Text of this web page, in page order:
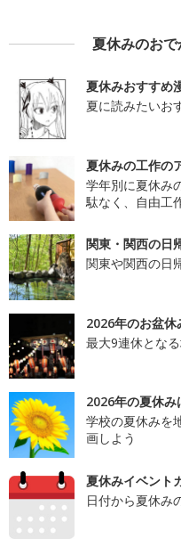
夏休みのお
夏休みおすすめ
夏に読みたいお
夏休みの工作の
学年別に夏休み
駄なく、自由工
関東・関西の日
関東や関西の日
2026年のお盆休
最大9連休とな
2026年の夏休み
学校の夏休みを
画しよう
夏休みイベント
日付から夏休み